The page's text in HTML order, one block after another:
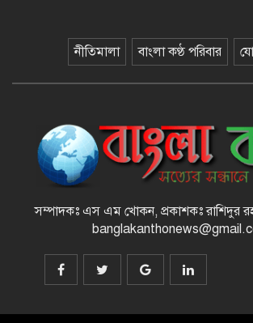
১২ কেজি এলপিজি
মাজারের দান
আনতে প্রশাসনের
মাঝে স্বস্তি
বেনজীরকে দ্রুত দেশে
রায়ের নথি উচ্চ
নীতিমালা বাংলা কণ্ঠ পরিবার
সম্পাদকঃ এস এম খোকন, প্রকাশকঃ রাশিদুর